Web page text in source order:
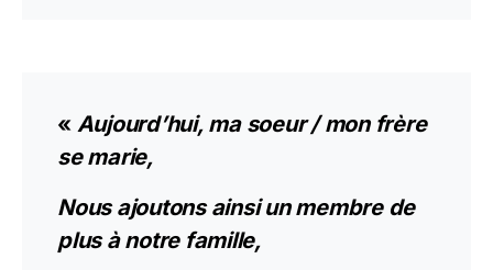
« Aujourd’hui, ma soeur / mon frère
se marie,
Nous ajoutons ainsi un membre de
plus à notre famille,